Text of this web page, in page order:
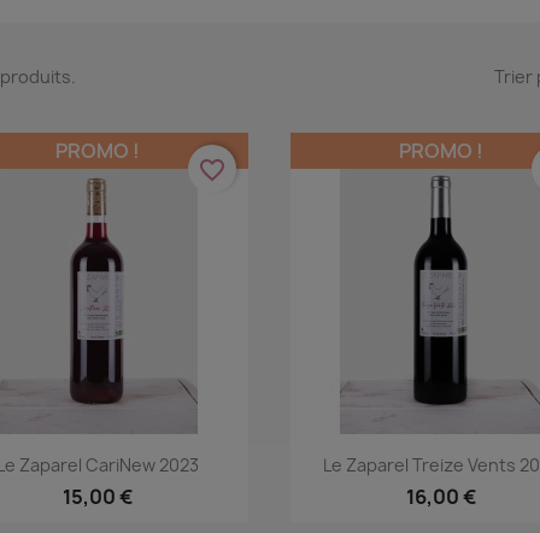
produits. Trier
Aperçu rapide
Zaparel CariNew 2023
15,00 €
PROMO !
favorite_border
Aperçu rapide
Le Zaparel Treize Vents
16,00 €
PROMO !